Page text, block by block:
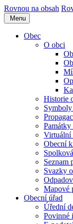
Rovnou na obsah
Menu
Obec
O obci
Historie
Virtuální
Obecní
Seznam
Svazky
Mapové
Obecní úřad
Úřední
Povinné